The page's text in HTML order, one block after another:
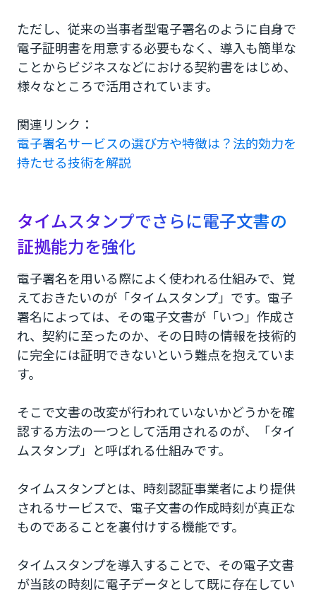
ただし、従来の当事者型電子署名のように自身で
電子証明書を用意する必要もなく、導入も簡単な
ことからビジネスなどにおける契約書をはじめ、
様々なところで活用されています。
関連リンク：
電子署名サービスの選び方や特徴は？法的効力を
持たせる技術を解説
タイムスタンプでさらに電子文書の
証拠能力を強化
電子署名を用いる際によく使われる仕組みで、覚
えておきたいのが「タイムスタンプ」です。電子
署名によっては、その電子文書が「いつ」作成さ
れ、契約に至ったのか、その日時の情報を技術的
に完全には証明できないという難点を抱えていま
す。
そこで文書の改変が行われていないかどうかを確
認する方法の一つとして活用されるのが、「タイ
ムスタンプ」と呼ばれる仕組みです。
タイムスタンプとは、時刻認証事業者により提供
されるサービスで、電子文書の作成時刻が真正な
ものであることを裏付けする機能です。
タイムスタンプを導入することで、その電子文書
が当該の時刻に電子データとして既に存在してい